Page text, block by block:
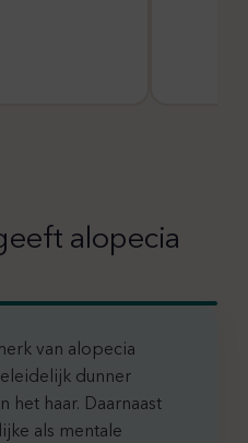
alopecia
van alopecia
dunner
het haar. Daarnaast
als mentale